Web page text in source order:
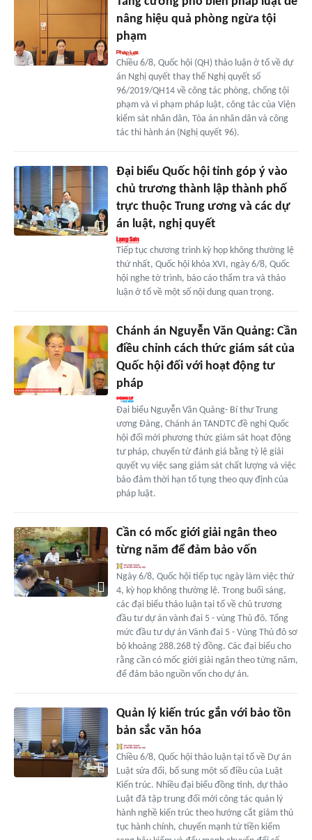
nâng hiệu quả phòng ngừa tội
phạm
Chiều 6/8, Quốc hội (QH) thảo luận ở tổ về dự
án Nghị quyết thay thế Nghị quyết số
96/2019/QH14 về công tác phòng, chống tội
phạm và vi phạm pháp luật, công tác của Viện
kiểm sát nhân dân, Tòa án nhân dân và công
tác thi hành án (Nghị quyết 96).
Đại biểu Quốc hội tỉnh góp ý vào
chủ trương thành lập thành phố
trực thuộc Trung ương và các dự
án luật, nghị quyết
Tiếp tục chương trình kỳ họp không thường lệ
thứ nhất, Quốc hội khóa XVI, ngày 6/8, Quốc
hội nghe tờ trình, báo cáo thẩm tra và thảo
luận ở tổ về một số nội dung quan trọng.
Chánh án Nguyễn Văn Quảng: Cần
điều chỉnh cách thức giám sát của
Quốc hội đối với hoạt động tư
pháp
Đại biểu Nguyễn Văn Quảng- Bí thư Trung
ương Đảng, Chánh án TANDTC đề nghị Quốc
hội đổi mới phương thức giám sát hoạt động
tư pháp, chuyển từ đánh giá bằng tỷ lệ giải
quyết vụ việc sang giám sát chất lượng và việc
bảo đảm thời hạn tố tụng theo quy định của
pháp luật.
Cần có mốc giới giải ngân theo
từng năm để đảm bảo vốn
Ngày 6/8, Quốc hội tiếp tục ngày làm việc thứ
4, kỳ họp không thường lệ. Trong buổi sáng,
các đại biểu thảo luận tại tổ về chủ trương
đầu tư dự án vành đai 5 - vùng Thủ đô. Tổng
mức đầu tư dự án Vành đai 5 - Vùng Thủ đô sơ
bộ khoảng 288.268 tỷ đồng. Các đại biểu cho
rằng cần có mốc giới giải ngân theo từng năm,
để đảm bảo nguồn vốn cho dự án.
Quản lý kiến trúc gắn với bảo tồn
bản sắc văn hóa
Chiều 6/8, Quốc hội thảo luận tại tổ về Dự án
Luật sửa đổi, bổ sung một số điều của Luật
Kiến trúc. Nhiều đại biểu đồng tình, dự thảo
Luật đã tập trung đổi mới công tác quản lý
hành nghề kiến trúc theo hướng cắt giảm thủ
tục hành chính, chuyển mạnh từ tiền kiểm